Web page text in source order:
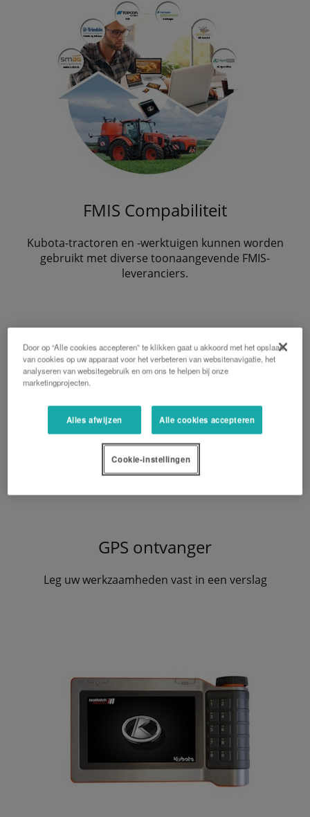
FMIS Compabiliteit
Kubota-tractoren en -werktuigen kunnen worden
gebruikt met diverse toonaangevende FMIS-
leveranciers.
GPS ontvanger
Leg uw werkzaamheden vast in een verslag
Door op “Alle cookies accepteren” te klikken gaat u akkoord met het opslaan
van cookies op uw apparaat voor het verbeteren van websitenavigatie, het
analyseren van websitegebruik en om ons te helpen bij onze
marketingprojecten.
Alles afwijzen Alle cookies accepteren
Cookie-instellingen